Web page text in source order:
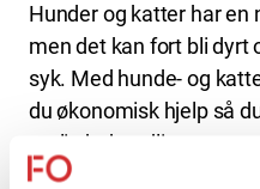
Hunder og katter har en
men det kan fort bli dyrt
syk. Med hunde- og
du økonomisk hjelp så
mulig behandling.